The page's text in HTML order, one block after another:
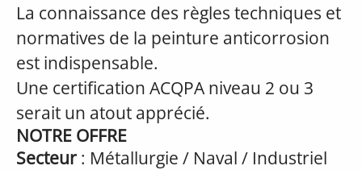
La connaissance des règles techniques et
normatives de la peinture anticorrosion
est indispensable.
Une certification ACQPA niveau 2 ou 3
serait un atout apprécié.
NOTRE OFFRE
Secteur : Métallurgie / Naval / Industriel